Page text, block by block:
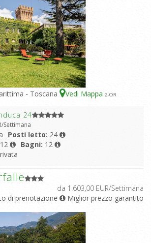
- Toscana Vedi Mappa 2-OR
24
Settimana
Posti letto: 24
12 Bagni: 12
da 1.603,00 EUR/Settimana
di prenotazione
Miglior prezzo garantito